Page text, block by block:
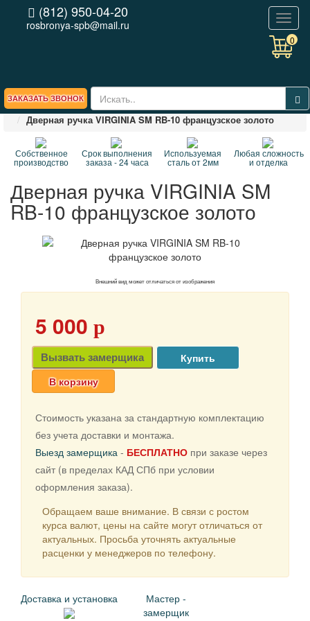
ЗАКАЗАТЬ ЗВОНОК
0
(812) 950-04-20
rosbronya-spb@mail.ru
Главная СП
Дверные ручки
Дверная ручка VIRGINIA SM RB-10 французское золото
Собственное
производство
Срок выполнения
заказа - 24 часа
Используемая
сталь от 2мм
Любая сложность
и отделка
Дверная ручка VIRGINIA SM
RB-10 французское золото
Внешний вид может отличаться от изображения
5 000 p
Вызвать замерщика
В корзину
Стоимость указана за стандартную комплектацию
без учета доставки и монтажа.
Выезд замерщика - БЕСПЛАТНО при заказе через
сайт (в пределах КАД СПб при условии
оформления заказа).
Обращаем ваше внимание. В связи с ростом
курса валют, цены на сайте могут отличаться от
актуальных. Просьба уточнять актуальные
расценки у менеджеров по телефону.
Доставка и установка
Мастер -
замерщик